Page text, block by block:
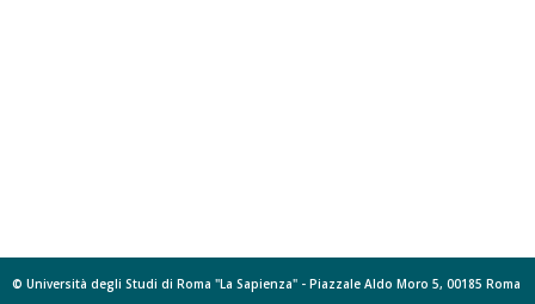
© Università degli Studi di Roma "La Sapienza" - Piazzale Aldo Moro 5, 00185 Roma